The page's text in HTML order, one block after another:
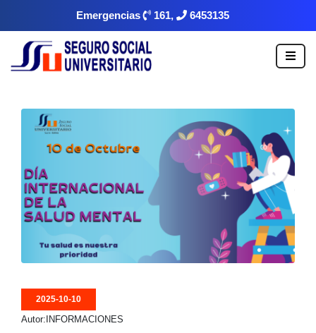
Emergencias 161, 6453135
2025-10-10
00:00:00
Autor:INFORMACIONES